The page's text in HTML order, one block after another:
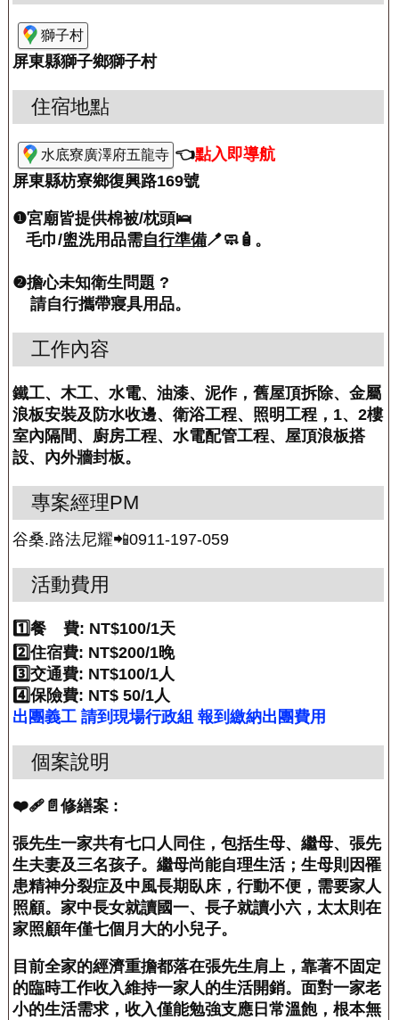
獅子村
屏東縣獅子鄉獅子村
住宿地點
水底寮廣澤府五龍寺 👈點入即導航
屏東縣枋寮鄉復興路169號
❶宮廟皆提供棉被/枕頭🛌
毛巾/盥洗用品需自行準備🪥🧼🧴。
❷擔心未知衛生問題 ?
請自行攜帶寢具用品。
工作內容
鐵工、木工、水電、油漆、泥作，舊屋頂拆除、金屬
浪板安裝及防水收邊、衛浴工程、照明工程，1、2樓
室內隔間、廚房工程、水電配管工程、屋頂浪板搭
設、內外牆封板。
專案經理PM
谷桑.路法尼耀📲0911-197-059
活動費用
1️⃣餐
費: NT$100/1天
2️⃣住宿費: NT$200/1晚
3️⃣交通費: NT$100/1人
4️⃣保險費: NT$ 50/1人
出團義工 請到現場行政組 報到繳納出團費用
個案說明
❤️‍🩹📄修繕案 :
張先生一家共有七口人同住，包括生母、繼母、張先
生夫妻及三名孩子。繼母尚能自理生活；生母則因罹
患精神分裂症及中風長期臥床，行動不便，需要家人
照顧。家中長女就讀國一、長子就讀小六，太太則在
家照顧年僅七個月大的小兒子。
目前全家的經濟重擔都落在張先生肩上，靠著不固定
的臨時工作收入維持一家人的生活開銷。面對一家老
小的生活需求，收入僅能勉強支應日常溫飽，根本無